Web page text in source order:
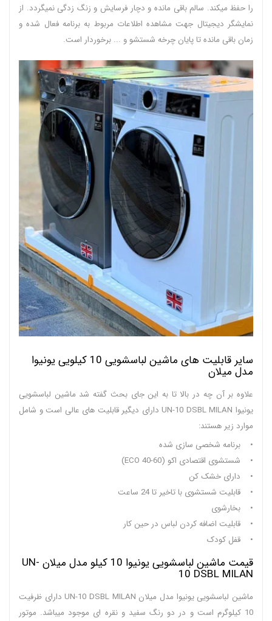
را حفظ میکند. سالم باقی مانده و دچار فرسایش و زنگ زدگی نمیگردد. از
نمایشگر دیجیتال جهت مشاهده اطلاعات مربوط به برنامه فعال شده و
زمان باقی مانده تا پایان چرخه شستشو و ... برخوردار است.
سایر قابلیت های ماشین لباسشویی 10 کیلویی یونیوا
مدل میلان
علاوه بر آن چه در بالا تا به این جای بحث گفته شد ماشین لباسشویی
یونیوا UN-10 DSBL MILAN دارای دیگیر قابلیت های عالی است و شامل
موارد زیر هستند:
• برنامه شخصی سازی شده
• شستشوی اقتصادی اکو (ECO 40-60)
• دارای خشک کن
• قابلیت شستشوی با تاخیر تا 24 ساعت
• بخارشوی
• قابلیت اضافه کردن لباس در حین کار
• قفل کودک
قیمت ماشین لباسشویی یونیوا 10 کیلو مدل میلان UN-
10 DSBL MILAN
ماشین لباسشویی یونیوا مدل میلان UN-10 DSBL MILAN دارای ظرفیت
10 کیلوگرم است و در دو رنگ سفید و نقره ای موجود میباشد. موتور